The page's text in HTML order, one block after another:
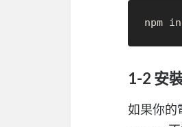
1-2 安
如果你的